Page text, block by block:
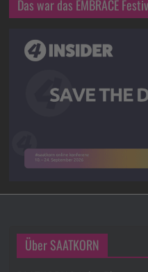
Das war das EMBRACE
Über SAATKORN